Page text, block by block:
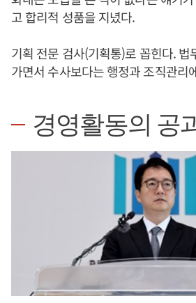
고 합리적 성품을 지녔다.
기획 전문 검사(기획통)로 꼽힌다. 법
가면서 수사보다는 행정과 조직관리
경영활동의 공